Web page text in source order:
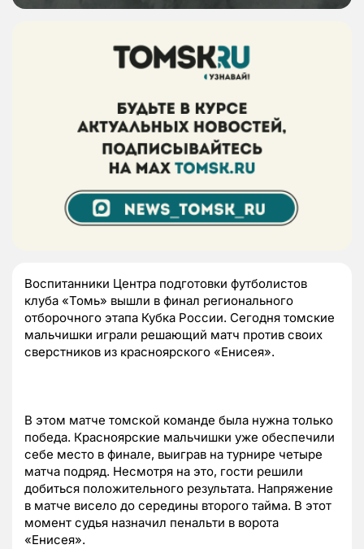
Воспитанники Центра подготовки футболистов
клуба «Томь» вышли в финал регионального
отборочного этапа Кубка России. Сегодня томские
мальчишки играли решающий матч против своих
сверстников из красноярского «Енисея».
В этом матче томской команде была нужна только
победа. Красноярские мальчишки уже обеспечили
себе место в финале, выиграв на турнире четыре
матча подряд. Несмотря на это, гости решили
добиться положительного результата. Напряжение
в матче висело до середины второго тайма. В этот
момент судья назначил пенальти в ворота
«Енисея».